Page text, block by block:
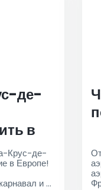
де-
в
Крус-де-
в Европе!
и в